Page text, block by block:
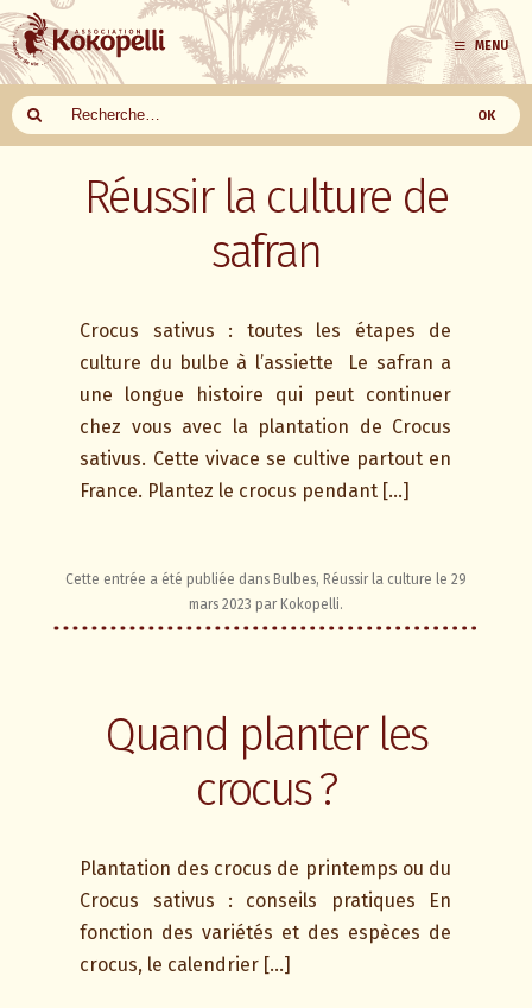
contenu
MENU
Réussir la culture de
safran
Crocus sativus : toutes les étapes de
culture du bulbe à l’assiette Le safran a
une longue histoire qui peut continuer
chez vous avec la plantation de Crocus
sativus. Cette vivace se cultive partout en
France. Plantez le crocus pendant […]
Cette entrée a été publiée dans Bulbes, Réussir la culture le 29
mars 2023 par Kokopelli.
Quand planter les
crocus ?
Plantation des crocus de printemps ou du
Crocus sativus : conseils pratiques En
fonction des variétés et des espèces de
crocus, le calendrier […]